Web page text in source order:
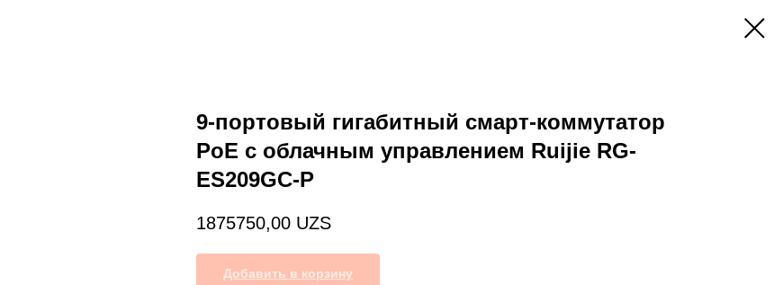
9-портовый гигабитный смарт-коммутатор
PoE с облачным управлением Ruijie RG-
ES209GC-P
1875750,00 UZS
Добавить в корзину